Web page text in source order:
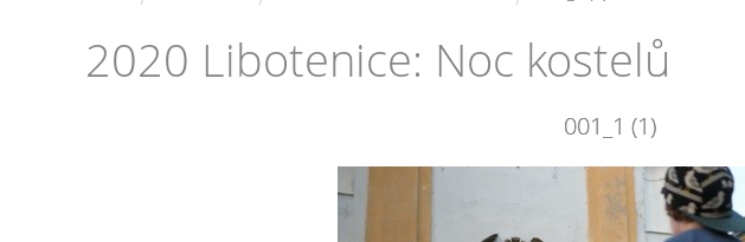
2020 Libotenice: Noc kostelů
001_1 (1)